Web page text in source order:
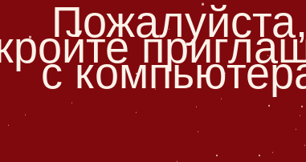
компьютера